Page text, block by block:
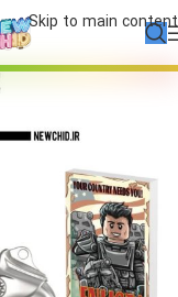
Skip to main content